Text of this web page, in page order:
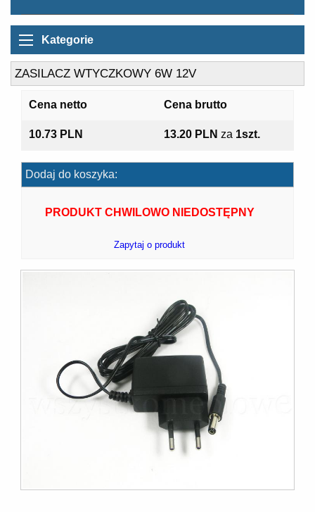
Kategorie
ZASILACZ WTYCZKOWY 6W 12V
Cena netto Cena brutto
10.73 PLN 13.20 PLN za 1szt.
Dodaj do koszyka:
PRODUKT CHWILOWO NIEDOSTĘPNY
Zapytaj o produkt